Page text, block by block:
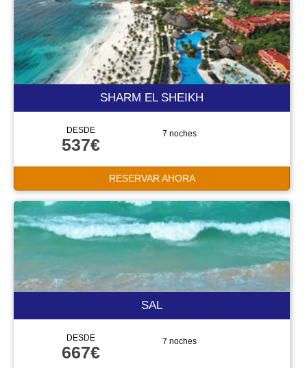
SHARM EL SHEIKH
DESDE
537€
7 noches
RESERVAR AHORA
SAL
DESDE
667€
7 noches